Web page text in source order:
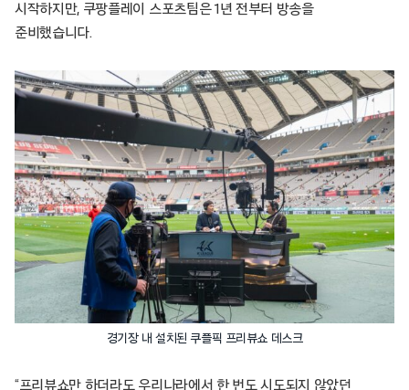
시작하지만, 쿠팡플레이 스포츠팀은 1년 전부터 방송을
준비했습니다.
경기장 내 설치된 쿠플픽 프리뷰쇼 데스크
“프리뷰쇼만 하더라도 우리나라에서 한 번도 시도되지 않았던